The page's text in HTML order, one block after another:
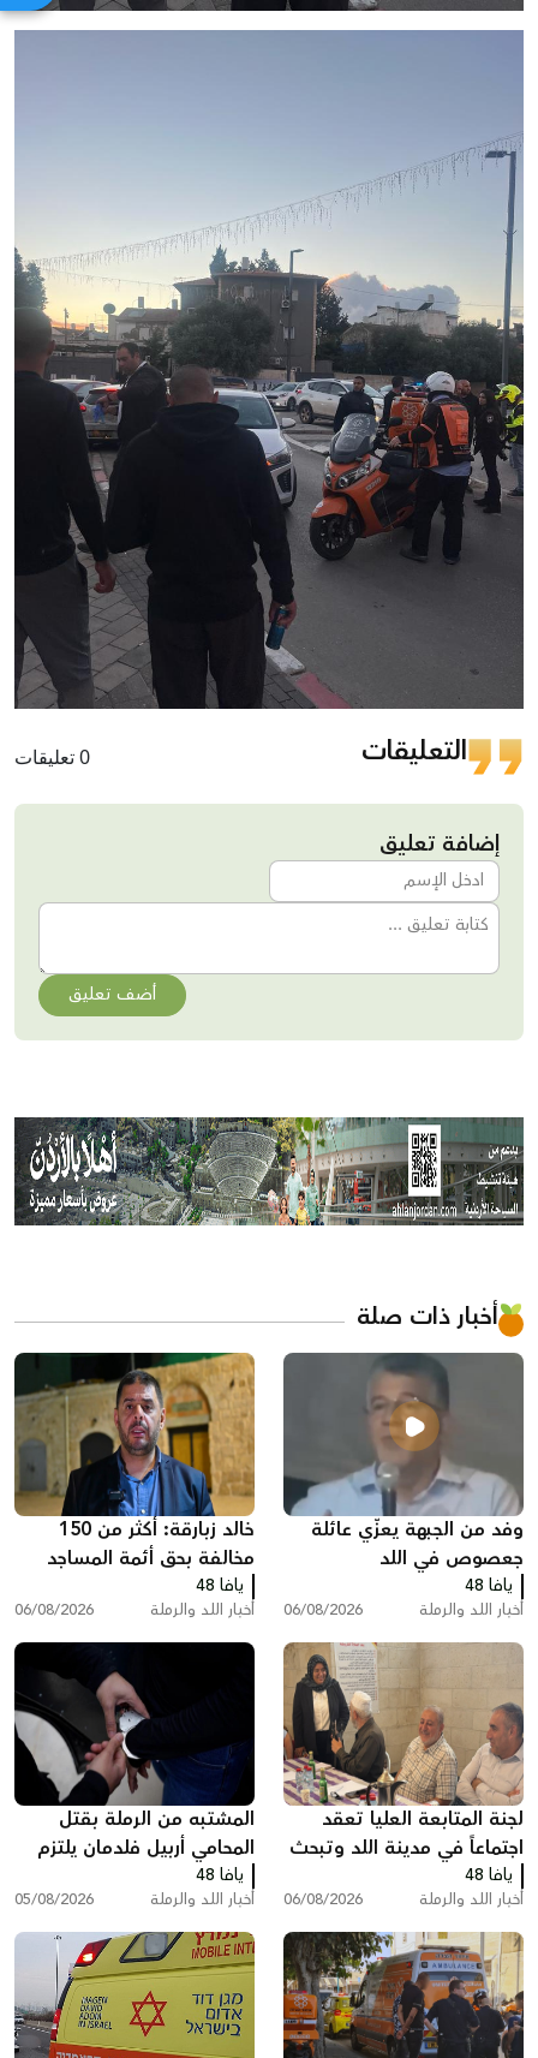
التعليقات 0 تعليقات
إضافة تعليق
أضف تعليق
أخبار ذات صلة
وفد من الجبهة يعزّي عائلة
جعصوص في اللد
يافا 48
أخبار اللد والرملة 06/08/2026
خالد زبارقة: أكثر من 150
مخالفة بحق أئمة المساجد
بسبب رفع الأذان في اللد
يافا 48
أخبار اللد والرملة 06/08/2026
لجنة المتابعة العليا تعقد
اجتماعاً في مدينة اللد وتبحث
ملفات الجريمة والعنف
يافا 48
أخبار اللد والرملة 06/08/2026
المشتبه من الرملة بقتل
المحامي أربيل فلدمان يلتزم
الصمت في التحقيق ويقول:
"أنا مريض نفسيًا"
يافا 48
أخبار اللد والرملة 05/08/2026